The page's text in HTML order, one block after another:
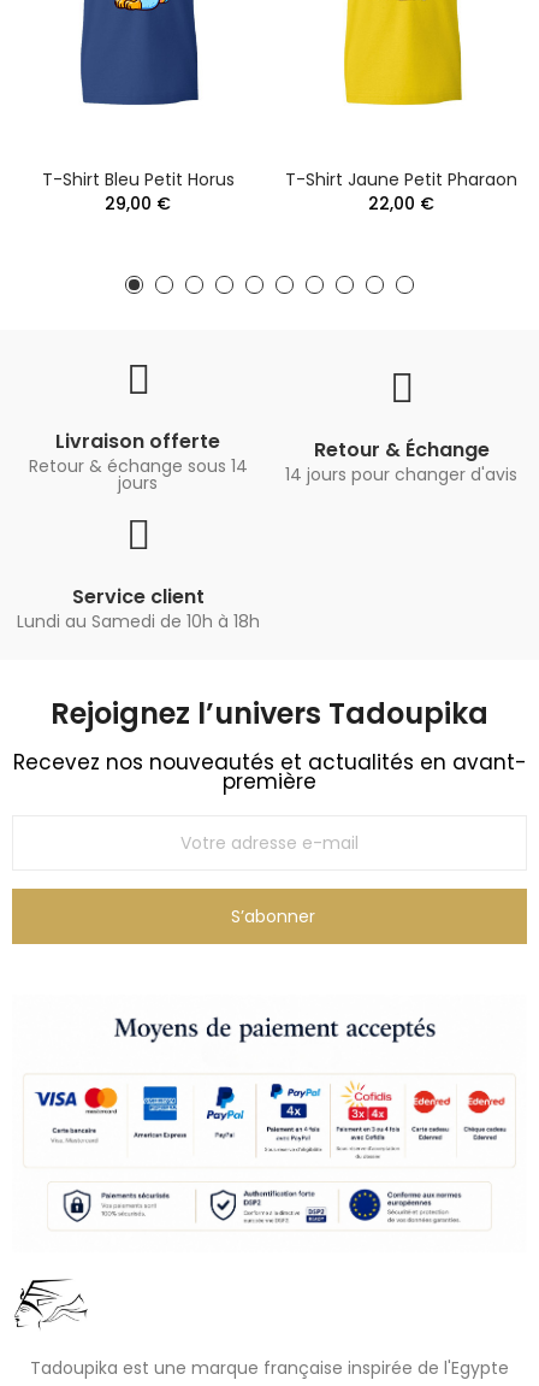
T-Shirt Bleu Petit Horus
29,00 €
T-Shirt Jaune Petit Pharaon
22,00 €
Livraison offerte
Retour & échange sous 14
jours
Retour & Échange
14 jours pour changer d'avis
Service client
Lundi au Samedi de 10h à 18h
Rejoignez l’univers Tadoupika​
Recevez nos nouveautés et actualités en avant-
première
S’abonner
Tadoupika est une marque française inspirée de l'Egypte